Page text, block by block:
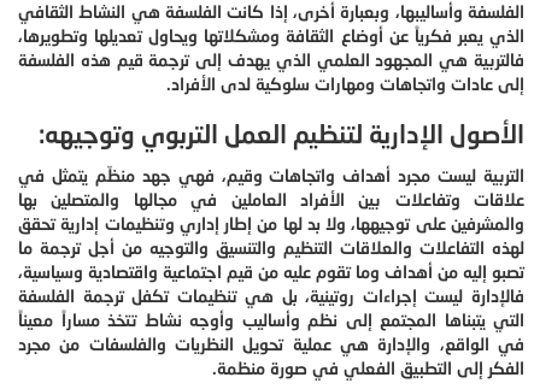
الفلسفة وأساليبها، وبعبارة أخرى، إذا كانت الفلسفة هي النشاط الثقافي
الذي يعبر فكرياً عن أوضاع الثقافة ومشكلاتها ويحاول تعديلها وتطويرها،
فالتربية هي المجهود العلمي الذي يهدف إلى ترجمة قيم هذه الفلسفة
إلى عادات واتجاهات ومهارات سلوكية لدى الأفراد.
الأصول الإدارية لتنظيم العمل التربوي وتوجيهه:
التربية ليست مجرد أهداف واتجاهات وقيم، فهي جهد منظّم يتمثل في
علاقات وتفاعلات بين الأفراد العاملين في مجالها والمتصلين بها
والمشرفين على توجيهها، ولا بد لها من إطار إداري وتنظيمات إدارية تحقق
لهذه التفاعلات والعلاقات التنظيم والتنسيق والتوجيه من أجل ترجمة ما
تصبو إليه من أهداف وما تقوم عليه من قيم اجتماعية واقتصادية وسياسية،
فالإدارة ليست إجراءات روتينية، بل هي تنظيمات تكفل ترجمة الفلسفة
التي يتبناها المجتمع إلى نظم وأساليب وأوجه نشاط تتخذ مساراً معيناً
في الواقع، والإدارة هي عملية تحويل النظريات والفلسفات من مجرد
الفكر إلى التطبيق الفعلي في صورة منظمة.